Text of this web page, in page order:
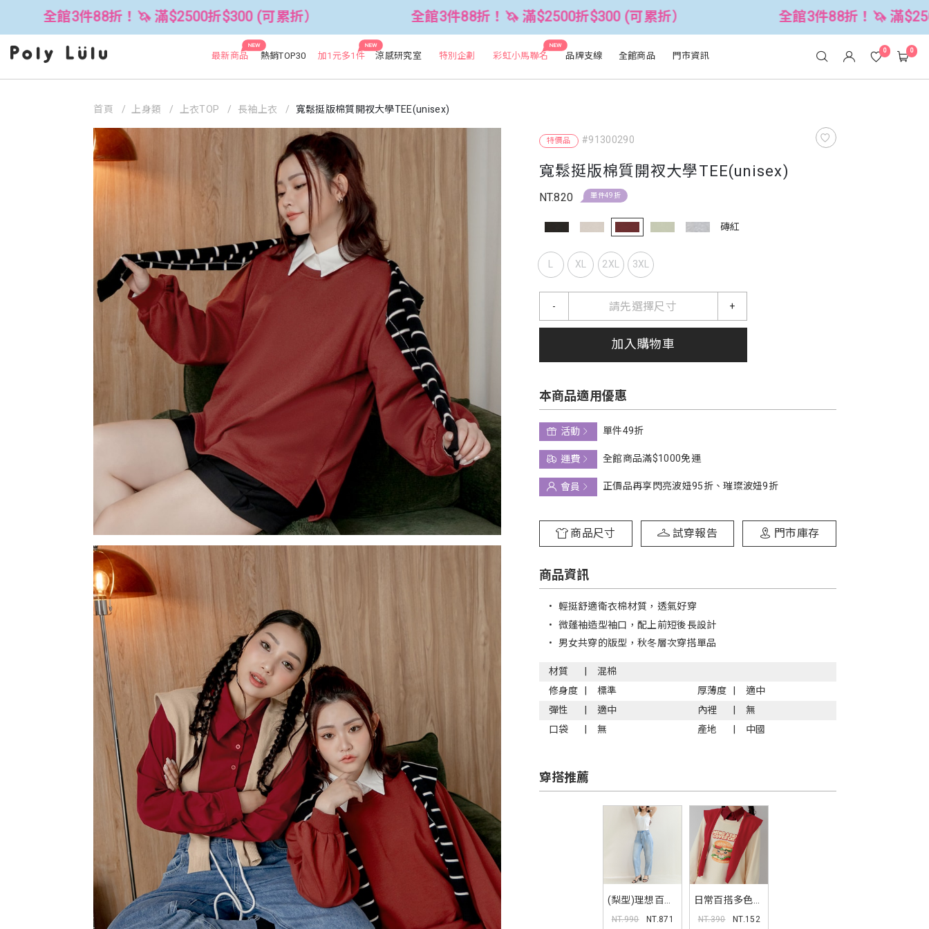
折！🦄 滿$2500折$300 (可累折） 全館3件88折！🦄 滿$2500折$300 (可累折） 全館3件88折！🦄 滿$2500折$300 (可累
NEW
最新商品 熱銷TOP30
NEW
加1元多1件 涼感研究室 特別企劃
NEW
彩虹小馬聯名 品牌支線 全館商品 門市資訊 0 0
特價品 #91300290
寬鬆挺版棉質開衩大學TEE(unisex)
NT.820 單件49折
磚紅
L XL 2XL 3XL
請先選擇尺寸
- +
加入購物車
本商品適用優惠
活動
單件49折
運費
全館商品滿$1000免運
會員
正價品再享閃亮波妞95折、璀璨波妞9折
商品尺寸 試穿報告 門市庫存
商品資訊
• 輕挺舒適衛衣棉材質，透氣好穿
• 微蓬袖造型袖口，配上前短後長設計
• 男女共穿的版型，秋冬層次穿搭單品
材質
混棉
修身度
標準 厚薄度
適中
彈性
適中 內裡
無
口袋
無 產地 中國
穿搭推薦
(梨型)理想百搭
牛仔男友褲
NT.990 NT.871
日常百搭多色針
織披肩
NT.390 NT.152
首頁 上身類 上衣TOP 長袖上衣 寬鬆挺版棉質開衩大學TEE(unisex)